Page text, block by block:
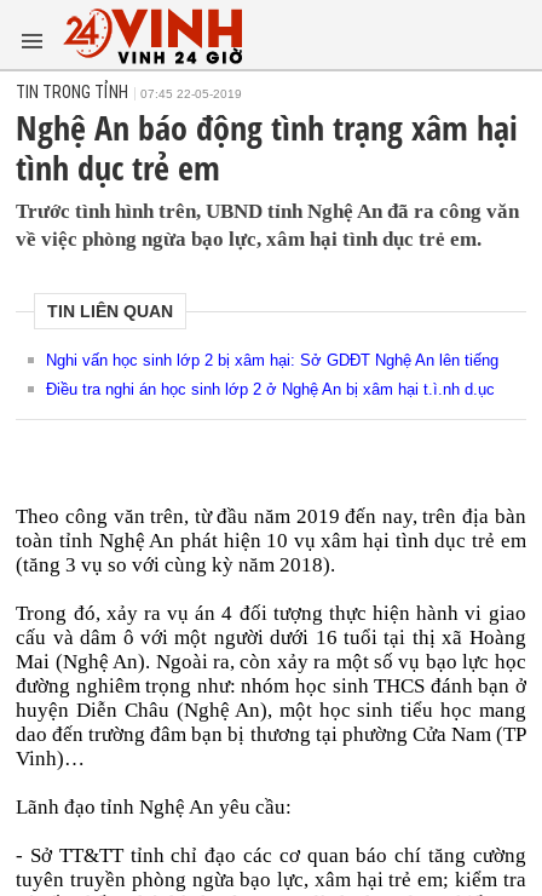
TIN TRONG TỈNH 07:45 22-05-2019
Nghệ An báo động tình trạng xâm hại
tình dục trẻ em
Trước tình hình trên, UBND tỉnh Nghệ An đã ra công văn
về việc phòng ngừa bạo lực, xâm hại tình dục trẻ em.
TIN LIÊN QUAN
Nghi vấn học sinh lớp 2 bị xâm hại: Sở GDĐT Nghệ An lên tiếng
Điều tra nghi án học sinh lớp 2 ở Nghệ An bị xâm hại t.ì.nh d.ục
Theo công văn trên, từ đầu năm 2019 đến nay, trên địa bàn
toàn tỉnh Nghệ An phát hiện 10 vụ xâm hại tình dục trẻ em
(tăng 3 vụ so với cùng kỳ năm 2018).
Trong đó, xảy ra vụ án 4 đối tượng thực hiện hành vi giao
cấu và dâm ô với một người dưới 16 tuổi tại thị xã Hoàng
Mai (Nghệ An). Ngoài ra, còn xảy ra một số vụ bạo lực học
đường nghiêm trọng như: nhóm học sinh THCS đánh bạn ở
huyện Diễn Châu (Nghệ An), một học sinh tiểu học mang
dao đến trường đâm bạn bị thương tại phường Cửa Nam (TP
Vinh)…
Lãnh đạo tỉnh Nghệ An yêu cầu:
- Sở TT&TT tỉnh chỉ đạo các cơ quan báo chí tăng cường
tuyên truyền phòng ngừa bạo lực, xâm hại trẻ em; kiểm tra